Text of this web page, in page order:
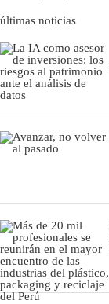
últimas noticias